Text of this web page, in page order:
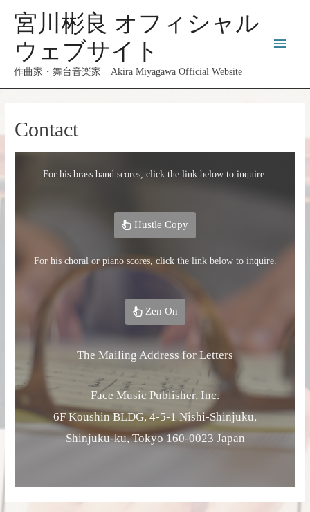
宮川彬良 オフィシャル
ウェブサイト
作曲家・舞台音楽家 Akira Miyagawa Official Website
Contact
For his brass band scores, click the link below to inquire.
Hustle Copy
For his choral or piano scores, click the link below to inquire.
Zen On
The Mailing Address for Letters
Face Music Publisher, Inc.
6F Koushin BLDG, 4-5-1 Nishi-Shinjuku,
Shinjuku-ku, Tokyo 160-0023 Japan